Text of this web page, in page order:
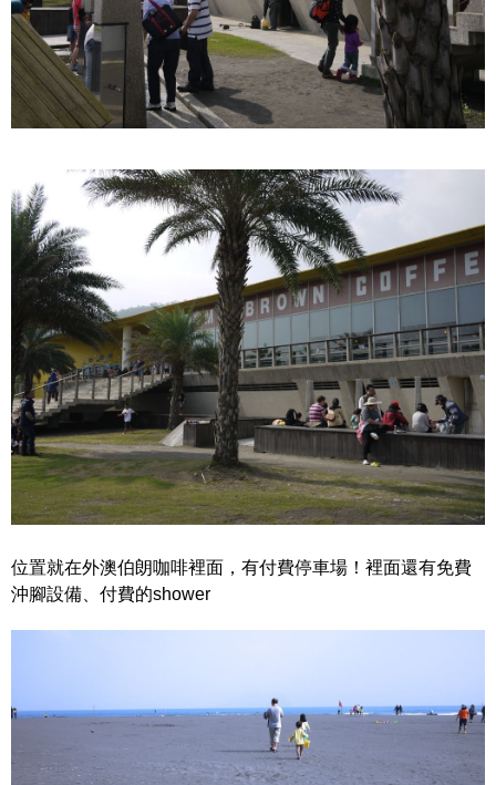
位置就在外澳伯朗咖啡裡面，有付費停車場！裡面還有免費
沖腳設備、付費的shower